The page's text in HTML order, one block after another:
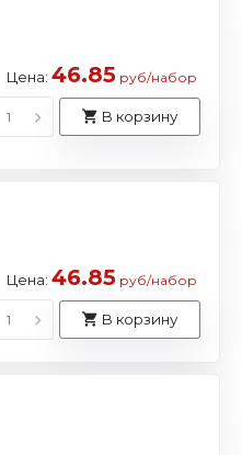
Цена: 46.85 руб/набор
В корзину
Цена: 46.85 руб/набор
В корзину